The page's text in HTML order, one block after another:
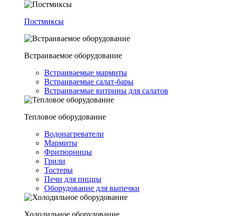
Постмиксы
Встраиваемое оборудование
Встраиваемые мармиты
Встраиваемые салат-бары
Встраиваемые витрины для салатов
Тепловое оборудование
Водонагреватели
Мармиты
Фритюрницы
Грили
Тостеры
Печи для пиццы
Оборудование для выпечки
Холодильное оборудование